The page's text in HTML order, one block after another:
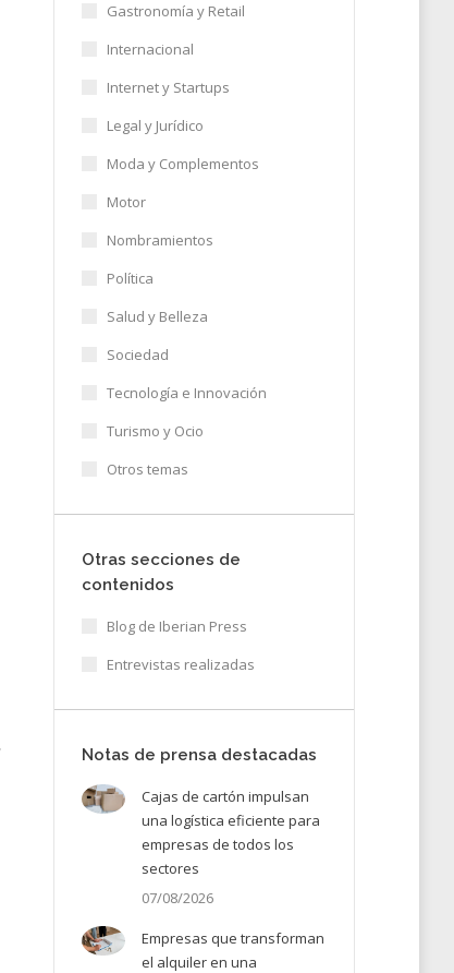
Gastronomía y Retail
Internacional
Internet y Startups
Legal y Jurídico
Moda y Complementos
Motor
Nombramientos
Política
Salud y Belleza
Sociedad
Tecnología e Innovación
Turismo y Ocio
Otros temas
Otras secciones de
contenidos
Blog de Iberian Press
Entrevistas realizadas
Notas de prensa destacadas
Cajas de cartón impulsan
una logística eficiente para
empresas de todos los
sectores
07/08/2026
Empresas que transforman
el alquiler en una